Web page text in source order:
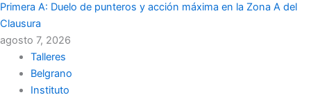
Primera A: Duelo de punteros y acción máxima en la Zona A del
Clausura
agosto 7, 2026
Talleres
Belgrano
Instituto